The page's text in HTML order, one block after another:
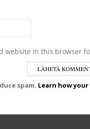
website in this browser
spam. Learn how